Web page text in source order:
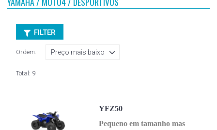
FILTER
Ordem:
Total: 9
YFZ50
Pequeno em tamanho mas